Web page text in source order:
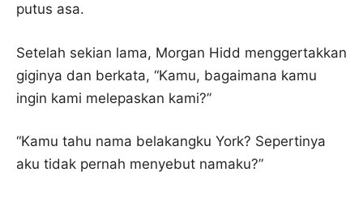
putus asa.
Setelah sekian lama, Morgan Hidd menggertakkan
giginya dan berkata, “Kamu, bagaimana kamu
ingin kami melepaskan kami?”
“Kamu tahu nama belakangku York? Sepertinya
aku tidak pernah menyebut namaku?”